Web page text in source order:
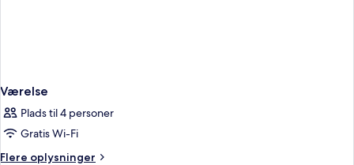
Værelse
Plads til 4 personer
Gratis Wi-Fi
Flere oplysninger
Flere